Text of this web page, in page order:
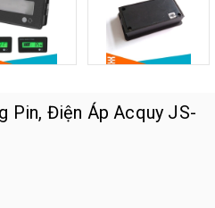
Pin, Điện Áp Acquy JS-